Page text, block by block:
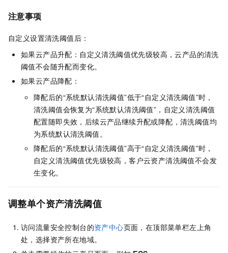
注意事项
自定义设置清洗阈值后：
如果云产品升配：自定义清洗阈值优先级较高，云产品的清洗
阈值不会随升配而变化。
如果云产品降配：
降配后的“系统默认清洗阈值”低于“自定义清洗阈值”时，
清洗阈值会恢复为“系统默认清洗阈值”，自定义清洗阈值
配置随即失效，后续云产品继续升配或降配，清洗阈值均
为系统默认清洗阈值。
降配后的“系统默认清洗阈值”高于“自定义清洗阈值”时，
自定义清洗阈值优先级较高，客户云资产清洗阈值不会发
生变化。
调整单个资产清洗阈值
访问流量安全控制台的资产中心页面，在顶部菜单栏左上角
处，选择资产所在地域。